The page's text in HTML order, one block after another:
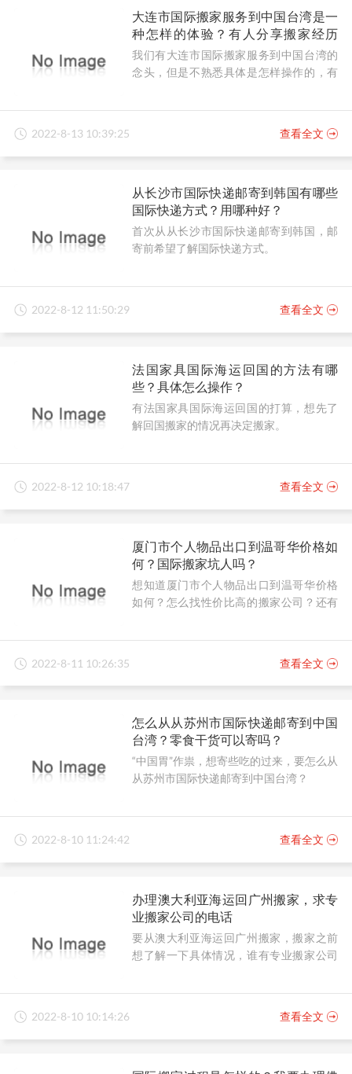
大连市国际搬家服务到中国台湾是一
种怎样的体验？有人分享搬家经历
吗？
我们有大连市国际搬家服务到中国台湾的
念头，但是不熟悉具体是怎样操作的，有
2022-8-13 10:39:25 查看全文
从长沙市国际快递邮寄到韩国有哪些
国际快递方式？用哪种好？
首次从从长沙市国际快递邮寄到韩国，邮
寄前希望了解国际快递方式。
2022-8-12 11:50:29 查看全文
法国家具国际海运回国的方法有哪
些？具体怎么操作？
有法国家具国际海运回国的打算，想先了
解回国搬家的情况再决定搬家。
2022-8-12 10:18:47 查看全文
厦门市个人物品出口到温哥华价格如
何？国际搬家坑人吗？
想知道厦门市个人物品出口到温哥华价格
如何？怎么找性价比高的搬家公司？还有
2022-8-11 10:26:35 查看全文
怎么从从苏州市国际快递邮寄到中国
台湾？零食干货可以寄吗？
“中国胃”作祟，想寄些吃的过来，要怎么从
从苏州市国际快递邮寄到中国台湾？
2022-8-10 11:24:42 查看全文
办理澳大利亚海运回广州搬家，求专
业搬家公司的电话
要从澳大利亚海运回广州搬家，搬家之前
想了解一下具体情况，谁有专业搬家公司
2022-8-10 10:14:26 查看全文